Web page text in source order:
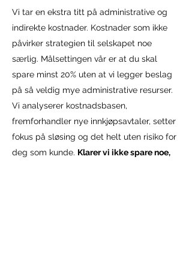
Vi tar en ekstra titt på administrative og
indirekte kostnader. Kostnader som ikke
påvirker strategien til selskapet noe
særlig. Målsettingen vår er at du skal
spare minst 20% uten at vi legger beslag
på så veldig mye administrative resurser.
Vi analyserer kostnadsbasen,
fremforhandler nye innkjøpsavtaler, setter
fokus på sløsing og det helt uten risiko for
deg som kunde. Klarer vi ikke spare noe,